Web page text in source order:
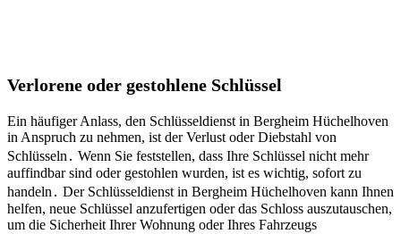
Verlorene oder gestohlene Schlüssel
Ein häufiger Anlass, den Schlüsseldienst in Bergheim Hüchelhoven
in Anspruch zu nehmen, ist der Verlust oder Diebstahl von
Schlüsseln․ Wenn Sie feststellen, dass Ihre Schlüssel nicht mehr
auffindbar sind oder gestohlen wurden, ist es wichtig, sofort zu
handeln․ Der Schlüsseldienst in Bergheim Hüchelhoven kann Ihnen
helfen, neue Schlüssel anzufertigen oder das Schloss auszutauschen,
um die Sicherheit Ihrer Wohnung oder Ihres Fahrzeugs